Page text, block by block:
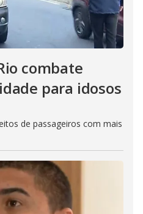
combate
para idosos
de passageiros com mais